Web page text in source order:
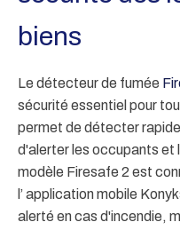
biens
Le détecteur de fumée
sécurité essentiel pour
permet de détecter
d'alerter les occupants et
modèle Firesafe 2 est
l’ application mobile
alerté en cas d'incendie,